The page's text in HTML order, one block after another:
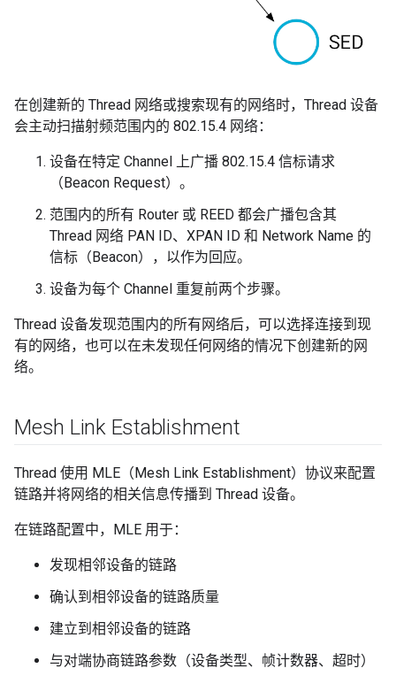
在创建新的 Thread 网络或搜索现有的网络时，Thread 设备
会主动扫描射频范围内的 802.15.4 网络：
设备在特定 Channel 上广播 802.15.4 信标请求
（Beacon Request）。
范围内的所有 Router 或 REED 都会广播包含其
Thread 网络 PAN ID、XPAN ID 和 Network Name 的
信标（Beacon），以作为回应。
设备为每个 Channel 重复前两个步骤。
Thread 设备发现范围内的所有网络后，可以选择连接到现
有的网络，也可以在未发现任何网络的情况下创建新的网
络。
Mesh Link Establishment
Thread 使用 MLE（Mesh Link Establishment）协议来配置
链路并将网络的相关信息传播到 Thread 设备。
在链路配置中，MLE 用于：
发现相邻设备的链路
确认到相邻设备的链路质量
建立到相邻设备的链路
与对端协商链路参数（设备类型、帧计数器、超时）